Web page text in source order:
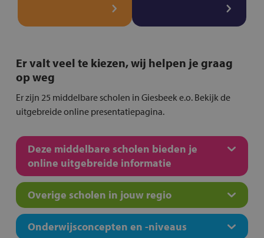
Er valt veel te kiezen, wij helpen je graag
op weg
Er zijn 25 middelbare scholen in Giesbeek e.o. Bekijk de
uitgebreide online presentatiepagina.
Deze middelbare scholen bieden je
online uitgebreide informatie
Overige scholen in jouw regio
Onderwijsconcepten en -niveaus